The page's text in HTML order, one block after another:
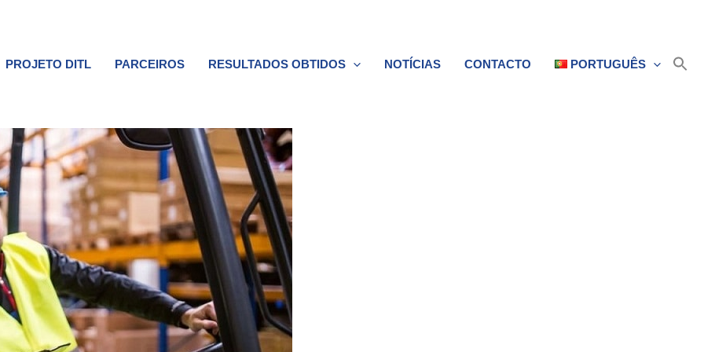
PROJETO DITL PARCEIROS RESULTADOS OBTIDOS NOTÍCIAS CONTACTO PORTUGUÊS